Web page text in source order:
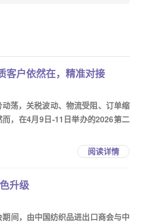
客户依然在，精准对接
荡，关税波动、物流受阻、订单缩
，在4月9日-11日举办的2026第二
阅读详情
升级
间，由中国纺织品进出口商会与中